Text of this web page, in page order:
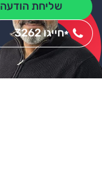
שליחת הודעה
חייגו 3262*